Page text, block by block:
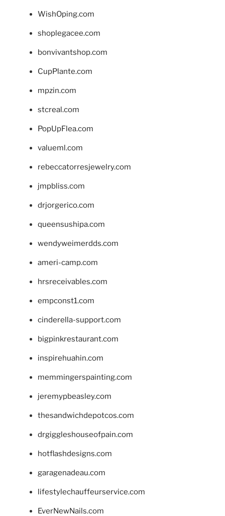
WishOping.com
shoplegacee.com
bonvivantshop.com
CupPlante.com
mpzin.com
stcreal.com
PopUpFlea.com
valueml.com
rebeccatorresjewelry.com
jmpbliss.com
drjorgerico.com
queensushipa.com
wendyweimerdds.com
ameri-camp.com
hrsreceivables.com
empconst1.com
cinderella-support.com
bigpinkrestaurant.com
inspirehuahin.com
memmingerspainting.com
jeremypbeasley.com
thesandwichdepotcos.com
drgiggleshouseofpain.com
hotflashdesigns.com
garagenadeau.com
lifestylechauffeurservice.com
EverNewNails.com